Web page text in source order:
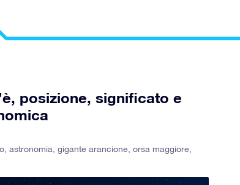
posizione, significato e
astronomia gigante arancione orsa maggiore